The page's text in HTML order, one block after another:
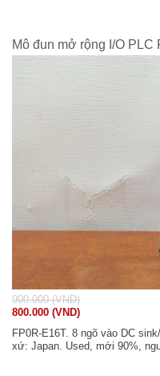
Mô đun mở rộng I/O
900.000 (VND)
800.000 (VND)
FP0R-E16T. 8 ngõ vào DC
xứ: Japan. Used, mới 90%,